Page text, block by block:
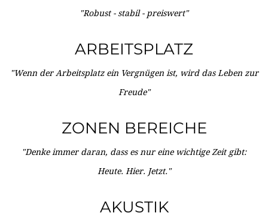
"Robust - stabil - preiswert"
ARBEITSPLATZ
"Wenn der Arbeitsplatz ein Vergnügen ist, wird das Leben zur
Freude"
ZONEN BEREICHE
"Denke immer daran, dass es nur eine wichtige Zeit gibt:
Heute. Hier. Jetzt."
AKUSTIK